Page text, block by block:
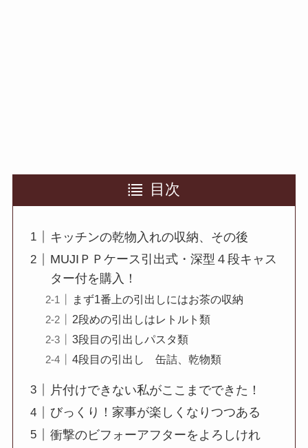
目次
キッチンの乾物入れの収納、その後
MUJIＰＰケース引出式・深型４段キャス
ター付を購入！
まず1番上の引出しにはお茶の収納
2段めの引出しはレトルト類
3段目の引出しパスタ類
4段目の引出し 缶詰、乾物類
片付けできない私がここまでできた！
びっくり！家事が楽しくなりつつある
衝撃のビフォーアフターをよろしけれ